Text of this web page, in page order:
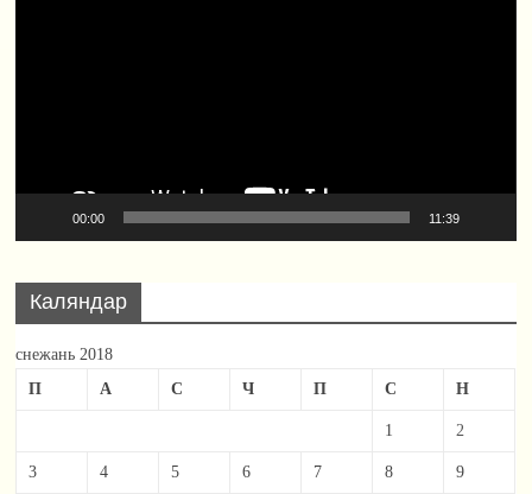
00:00 11:39
Каляндар
снежань 2018
П
А С Ч П С Н
1 2
3 4 5 6 7 8 9